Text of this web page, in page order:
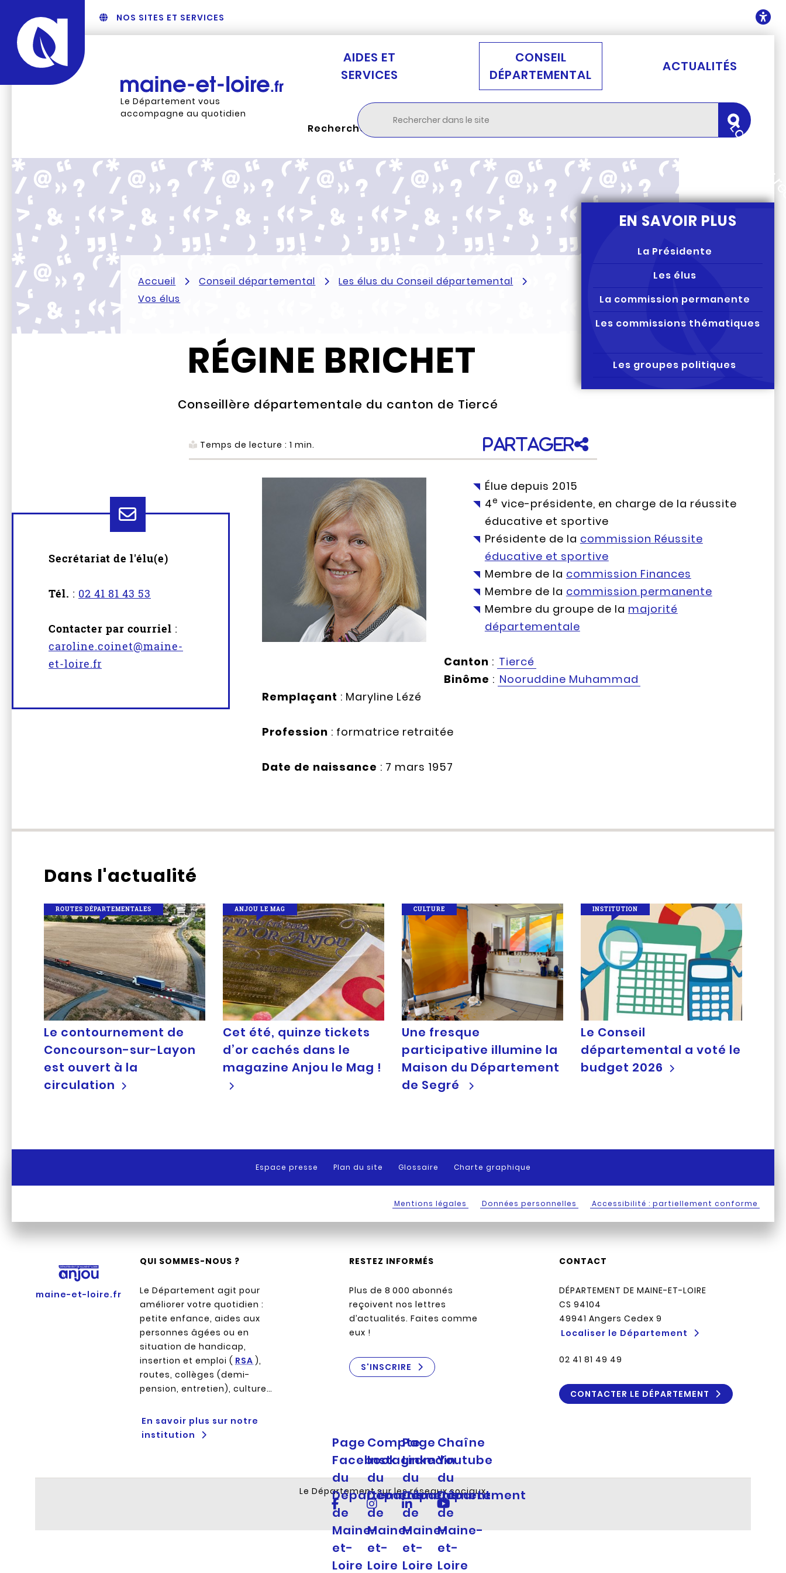
NOS SITES ET SERVICES
Le Département vous
accompagne au quotidien
AIDES ET
SERVICES
CONSEIL
DÉPARTEMENTAL
ACTUALITÉS
Rechercher
Accueil Conseil départemental
Les élus du Conseil départemental
Vos élus
RÉGINE BRICHET
Conseillère départementale du canton de Tiercé
Temps de lecture : 1 min. Partager
Secrétariat de l'élu(e)
Tél. : 02 41 81 43 53
Contacter par courriel :
caroline.coinet@maine-
et-loire.fr
EN SAVOIR PLUS
La Présidente
Les élus
La commission permanente
Les commissions thématiques
Les groupes politiques
Élue depuis 2015
4e vice-présidente, en charge de la réussite
éducative et sportive
Présidente de la commission Réussite
éducative et sportive
Membre de la commission Finances
Membre de la commission permanente
Membre du groupe de la majorité
départementale
Canton : Tiercé
Binôme : Nooruddine Muhammad
Remplaçant : Maryline Lézé
Profession : formatrice retraitée
Date de naissance : 7 mars 1957
Dans l'actualité
Le contournement de
Concourson-sur-Layon
est ouvert à la
circulation
ROUTES DÉPARTEMENTALES
Cet été, quinze tickets
d’or cachés dans le
magazine Anjou le Mag !
ANJOU LE MAG
Une fresque
participative illumine la
Maison du Département
de Segré
CULTURE
Le Conseil
départemental a voté le
budget 2026
INSTITUTION
Espace presse Plan du site Glossaire Charte graphique
Mentions légales Données personnelles Accessibilité : partiellement conforme
maine-et-loire.fr
QUI SOMMES-NOUS ?
Le Département agit pour
améliorer votre quotidien :
petite enfance, aides aux
personnes âgées ou en
situation de handicap,
insertion et emploi ( RSA ),
routes, collèges (demi-
pension, entretien), culture…
En savoir plus sur notre
institution
RESTEZ INFORMÉS
Plus de 8 000 abonnés
reçoivent nos lettres
d’actualités. Faites comme
eux !
S'INSCRIRE
CONTACT
DÉPARTEMENT DE MAINE-ET-LOIRE
CS 94104
49941 Angers Cedex 9
Localiser le Département
02 41 81 49 49
CONTACTER LE DÉPARTEMENT
Le Département sur les réseaux sociaux
Page
Facebook
du
Département
de
Maine-
et-
Loire
Compte
Instagram
du
Département
de
Maine-
et-
Loire
Page
Linkedin
du
Département
de
Maine-
et-
Loire
Chaîne
Youtube
du
Département
de
Maine-
et-
Loire